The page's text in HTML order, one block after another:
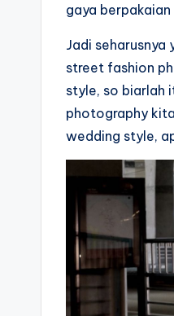
gaya
Jadi
street fashion
style, so biarlah
photography
wedding style,